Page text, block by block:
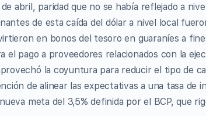
abril, paridad que no se había reflejado a
de esta caída del dólar a nivel local
en bonos del tesoro en guaraníes a
el pago a proveedores relacionados con la
la coyuntura para reducir el tipo de
de alinear las expectativas a una tasa de
meta del 3,5% definida por el BCP, que